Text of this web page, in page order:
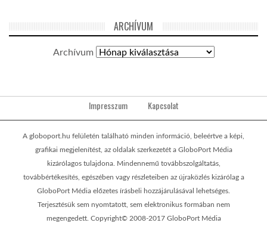
ARCHÍVUM
Archívum
Impresszum Kapcsolat
A globoport.hu felületén található minden információ, beleértve a képi,
grafikai megjelenítést, az oldalak szerkezetét a GloboPort Média
kizárólagos tulajdona. Mindennemű továbbszolgáltatás,
továbbértékesítés, egészében vagy részleteiben az újraközlés kizárólag a
GloboPort Média előzetes írásbeli hozzájárulásával lehetséges.
Terjesztésük sem nyomtatott, sem elektronikus formában nem
megengedett. Copyright© 2008-2017 GloboPort Média